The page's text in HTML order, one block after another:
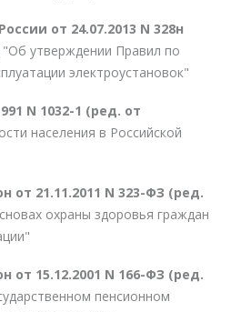
от 24.07.2013 N 328н
"Об утверждении Правил по
электроустановок"
N 1032-1 (ред. от
населения в Российской
от 21.11.2011 N 323-ФЗ (ред.
охраны здоровья граждан
от 15.12.2001 N 166-ФЗ (ред.
пенсионном